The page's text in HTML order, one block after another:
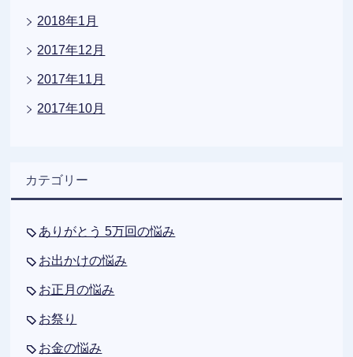
2018年1月
2017年12月
2017年11月
2017年10月
カテゴリー
ありがとう 5万回の悩み
お出かけの悩み
お正月の悩み
お祭り
お金の悩み